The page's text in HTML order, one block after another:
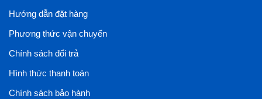
Hướng dẫn đặt hàng
Phương thức vận chuyển
Chính sách đổi trả
Hình thức thanh toán
Chính sách bảo hành